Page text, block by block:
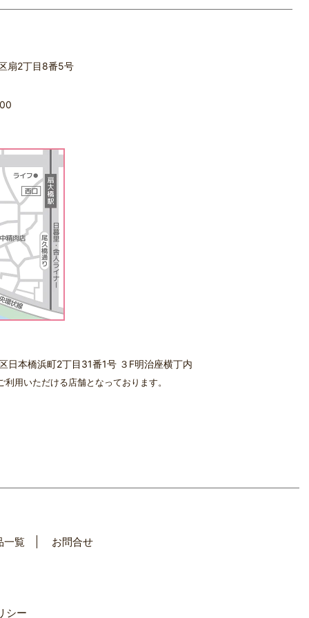
扇2丁目8番5号
日本橋浜町2丁目31番1号 ３F明治座横丁内
用いただける店舗となっております。
一覧 お問合せ
シー